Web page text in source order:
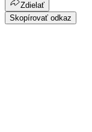
Zdielať
Skopírovať odkaz